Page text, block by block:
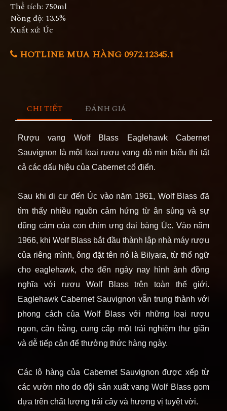
Thể tích: 750ml
Nồng độ: 13.5%
Xuất xứ: Úc
HOTLINE MUA HÀNG 0972.12345.1
CHI TIẾT ĐÁNH GIÁ
Rượu vang Wolf Blass Eaglehawk
Cabernet
Sauvignon là một loại rượu vang đỏ mịn biểu thị tất
cả các dấu hiệu của Cabernet cổ điển.
Sau khi di cư đến Úc vào năm 1961, Wolf Blass đã
tìm thấy nhiều nguồn cảm hứng từ ân sủng và sự
dũng cảm của con chim ưng đại bàng Úc. Vào năm
1966, khi Wolf Blass bắt đầu thành lập nhà máy rượu
của riêng mình, ông đặt tên nó là Bilyara, từ thổ ngữ
cho eaglehawk, cho đến ngày nay hình ảnh đồng
nghĩa với rượu Wolf Blass trên toàn thế giới.
Eaglehawk Cabernet Sauvignon vẫn trung thành với
phong cách của Wolf Blass với những loại rượu
ngon, cân bằng, cung cấp một trải nghiệm thư giãn
và dễ tiếp cận để thưởng thức hàng ngày.
Các lô hàng của Cabernet Sauvignon được xếp từ
các vườn nho do đội sản xuất vang Wolf Blass gom
dựa trên chất lượng trái cây và hương vị tuyệt vời.